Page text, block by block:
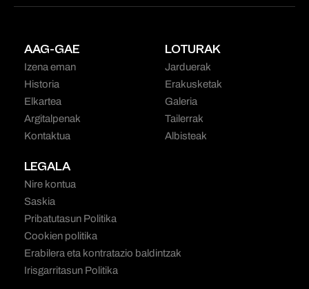
AAG-GAE
Izena eman
Historia
Elkartea
Argitalpenak
Kontaktua
LOTURAK
Jarduerak
Erakusketak
Galeria
Tailerrak
Albisteak
LEGALA
Nire kontua
Saskia
Pribatutasun Politika
Cookien politika
Erabilera eta kontratazio baldintzak
Irisgarritasun Politika